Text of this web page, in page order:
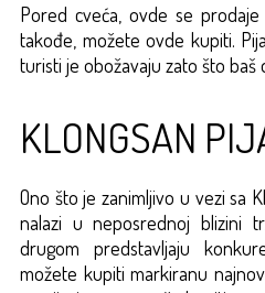
Pored cveća, ovde se
takođe, možete ovde kupiti.
turisti je obožavaju zato što baš
KLONGSAN
Ono što je zanimljivo u vezi sa
nalazi u neposrednoj blizini
drugom predstavljaju
možete kupiti markiranu